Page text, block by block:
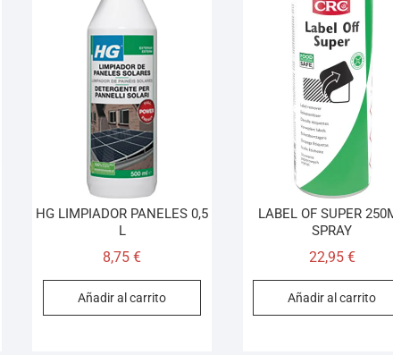
HG LIMPIADOR PANELES 0,5
L
8,75€
Añadir al carrito
LABEL OF SUPER
SPRAY
22,95 €
Añadir al carrito